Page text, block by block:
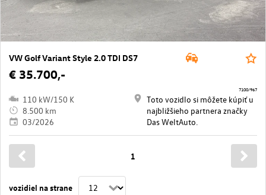
VW Golf Variant Style 2.0 TDI DS7
€ 35.700,-
110 kW/150 K
8.500 km
03/2026
Toto vozidlo si môžete kúpiť u
najbližšieho partnera značky
Das WeltAuto.
7100/967
vozidiel na strane
1